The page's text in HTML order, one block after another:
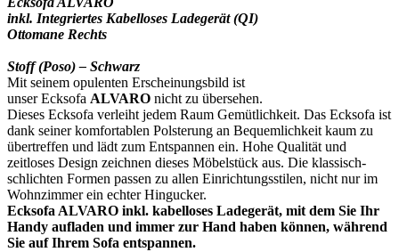
inkl. Integriertes Kabelloses Ladegerät (QI)
Ottomane Rechts
Stoff (Poso) – Schwarz
Mit seinem opulenten Erscheinungsbild ist
unser Ecksofa ALVARO nicht zu übersehen.
Dieses Ecksofa verleiht jedem Raum Gemütlichkeit. Das Ecksofa ist
dank seiner komfortablen Polsterung an Bequemlichkeit kaum zu
übertreffen und lädt zum Entspannen ein. Hohe Qualität und
zeitloses Design zeichnen dieses Möbelstück aus. Die klassisch-
schlichten Formen passen zu allen Einrichtungsstilen, nicht nur im
Wohnzimmer ein echter Hingucker.
Ecksofa ALVARO inkl. kabelloses Ladegerät, mit dem Sie Ihr
Handy aufladen und immer zur Hand haben können, während
Sie auf Ihrem Sofa entspannen.